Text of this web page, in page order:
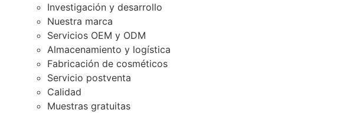
Investigación y desarrollo
Nuestra marca
Servicios OEM y ODM
Almacenamiento y logística
Fabricación de cosméticos
Servicio postventa
Calidad
Muestras gratuitas